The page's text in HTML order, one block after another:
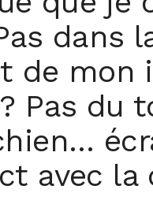
dans
de mon
Pas du
avec la